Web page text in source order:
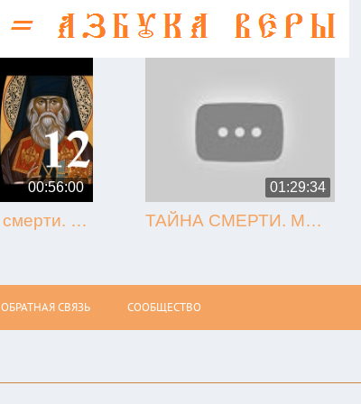
00:56:00
12. Слово о смерти. Игнатий Брянчанинов.
01:29:34
ТАЙНА СМЕРТИ. МЫТАРСТВА. ВОСКРЕСЕНИЕ (Олег Стеняев)
ОБРАТНАЯ СВЯЗЬ СООБЩЕСТВО